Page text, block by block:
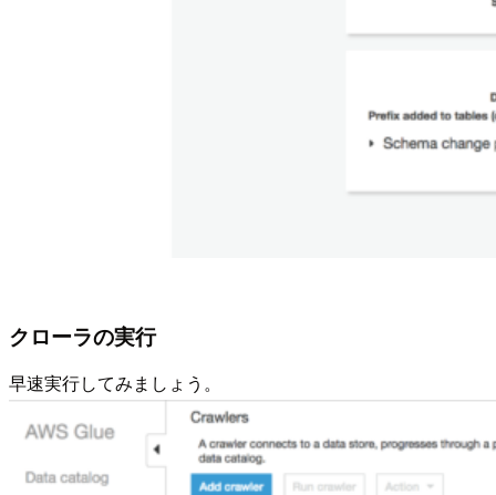
クローラの実行
早速実行してみましょう。